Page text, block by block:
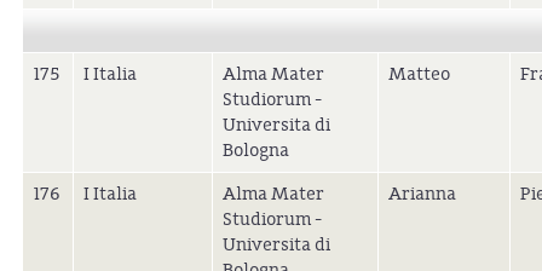
175 I Italia
Alma Mater
Studiorum -
Universita di
Bologna
Matteo
176 I Italia
Alma Mater
Studiorum -
Universita di
Arianna